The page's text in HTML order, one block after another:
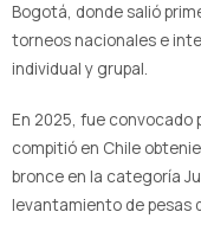
Bogotá, donde salió
torneos nacionales e
individual y grupal.
En 2025, fue convocado
compitió en Chile
bronce en la categoría
levantamiento de pesas